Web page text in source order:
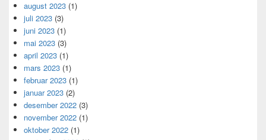
august 2023 (1)
juli 2023 (3)
juni 2023 (1)
mai 2023 (3)
april 2023 (1)
mars 2023 (1)
februar 2023 (1)
januar 2023 (2)
desember 2022 (3)
november 2022 (1)
oktober 2022 (1)